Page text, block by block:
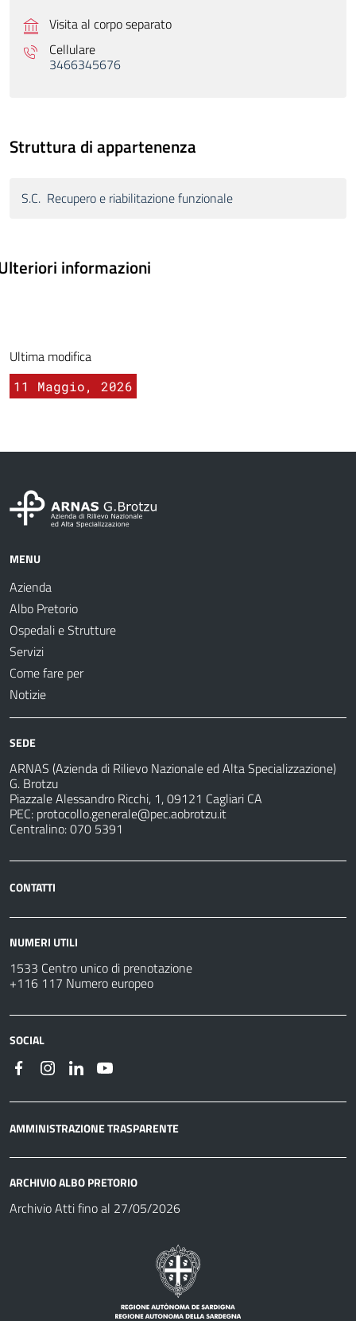
Visita al corpo separato
Cellulare
3466345676
Struttura di appartenenza
S.C. Recupero e riabilitazione funzionale
informazioni
Ultima modifica
11 Maggio, 2026
MENU
Azienda
Albo Pretorio
Ospedali e Strutture
Servizi
Come fare per
Notizie
SEDE
ARNAS (Azienda di Rilievo Nazionale ed Alta Specializzazione)
G. Brotzu
Piazzale Alessandro Ricchi, 1, 09121 Cagliari CA
PEC: protocollo.generale@pec.aobrotzu.it
Centralino: 070 5391
CONTATTI
NUMERI UTILI
1533 Centro unico di prenotazione
+116 117 Numero europeo
SOCIAL
AMMINISTRAZIONE TRASPARENTE
ARCHIVIO ALBO PRETORIO
Archivio Atti fino al 27/05/2026